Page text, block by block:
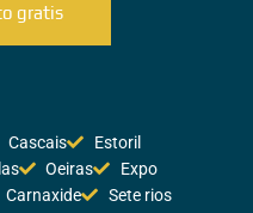
gratis
Cascais
Estoril
Oeiras
Expo
Carnaxide
Sete rios